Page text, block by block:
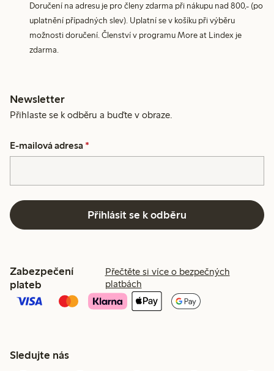
Doručení na adresu je pro členy zdarma při nákupu nad 800,- (po
uplatnění případných slev). Uplatní se v košíku při výběru
možnosti doručení. Členství v programu More at Lindex je
zdarma.
Newsletter
Přihlaste se k odběru a buďte v obraze.
E-mailová adresa *
Přihlásit se k odběru
Zabezpečení
plateb
Přečtěte si více o bezpečných
platbách
Sledujte nás